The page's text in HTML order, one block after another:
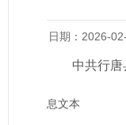
日期：2026-
中共行
息文本